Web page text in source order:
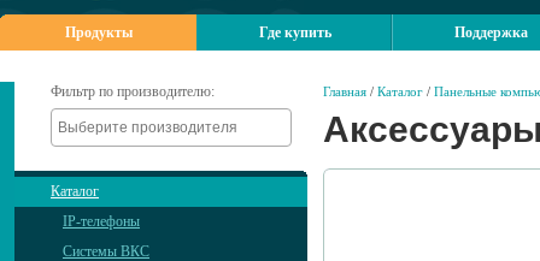
Продукты Где купить Поддержка
Фильтр по производителю:
Каталог
IP-телефоны
Системы ВКС
Главная / Каталог / Панельные